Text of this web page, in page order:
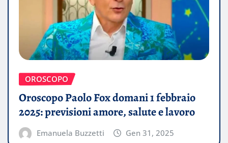
OROSCOPO
Oroscopo Paolo Fox domani 1 febbraio
2025: previsioni amore, salute e lavoro
Emanuela Buzzetti Gen 31, 2025